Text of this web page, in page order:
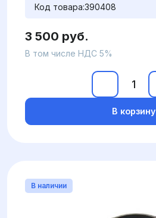
Код товара:390408
3 500 руб.
В том числе НДС 5%
В корзину
В наличии